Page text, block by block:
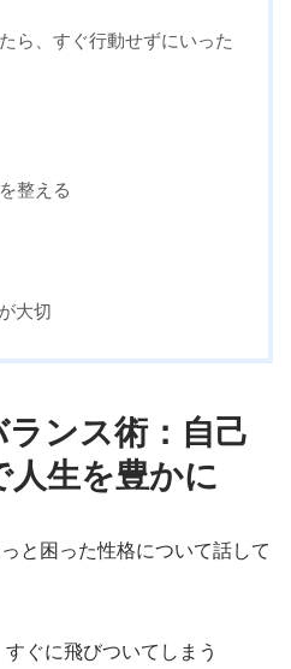
ら、すぐ行動せずにいった
整える
大切
ンス術：自己
人生を豊かに
と困った性格について話して
ぐに飛びついてしまう